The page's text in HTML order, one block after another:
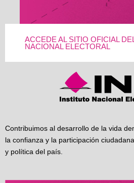
ACCEDE AL SITIO OFICIAL
NACIONAL ELECTORAL
Contribuimos al desarrollo de la vida
la confianza y la participación
y política del país.